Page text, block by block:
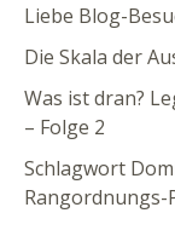
Liebe Blog-
Die Skala der
Was ist dran?
– Folge 2
Schlagwort
Rangordnungs-